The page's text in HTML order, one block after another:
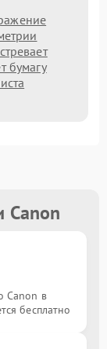
бумагу
Canon
Canon в
бесплатно